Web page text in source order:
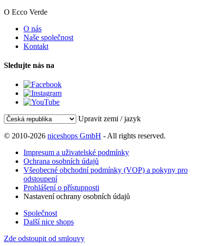
O Ecco Verde
O nás
Naše společnost
Kontakt
Sledujte nás na
Upravit zemi / jazyk
© 2010-2026 niceshops GmbH - All rights reserved.
Impresum a uživatelské podmínky
Ochrana osobních údajů
Všeobecné obchodní podmínky (VOP) a pokyny pro
odstoupení
Prohlášení o přístupnosti
Nastavení ochrany osobních údajů
Společnost
Další nice shops
Zde odstoupit od smlouvy